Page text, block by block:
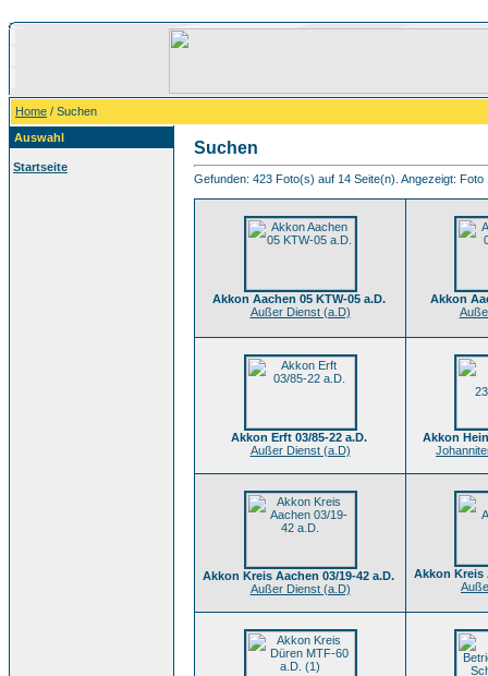
Home / Suchen
Auswahl
Startseite
Suchen
Gefunden: 423 Foto(s) auf 14 Seite(n). Angezeigt: Foto
Akkon Aachen 05 KTW-05 a.D.
Außer Dienst (a.D)
Akkon
Akkon Erft 03/85-22 a.D.
Außer Dienst (a.D)
Akkon
Akkon Kreis Aachen 03/19-42 a.D.
Außer Dienst (a.D)
Akkon Kreis